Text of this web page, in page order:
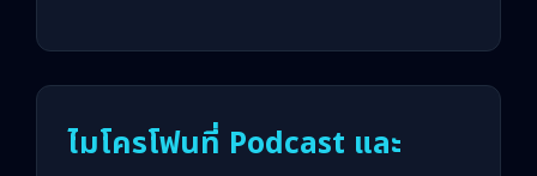
ไมโครโฟนที่ Podcast และ